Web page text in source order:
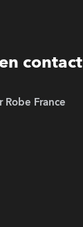
contact
Robe France